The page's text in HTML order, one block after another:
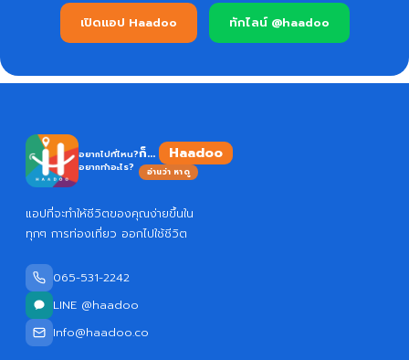
เปิดแอป Haadoo ทักไลน์ @haadoo
อยากไปที่ไหน?
อยากทำอะไร?
ก็... Haadoo
อ่านว่า หาดู
แอปที่จะทำให้ชีวิตของคุณง่ายขึ้นใน
ทุกๆ การท่องเที่ยว ออกไปใช้ชีวิต
065-531-2242
LINE @haadoo
Info@haadoo.co